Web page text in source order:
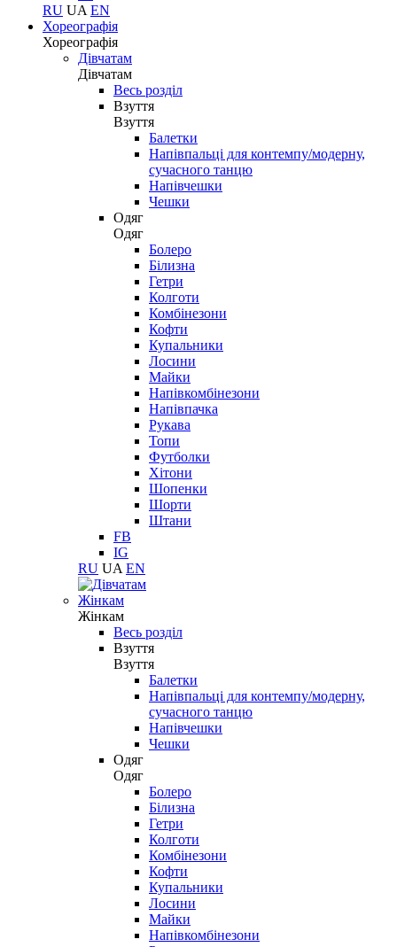
RU UA EN
Хореографія
Хореографія
Дівчатам
Дівчатам
Весь розділ
Взуття
Взуття
Балетки
Напівпальці для контемпу/модерну,
сучасного танцю
Напівчешки
Чешки
Одяг
Одяг
Болеро
Білизна
Гетри
Колготи
Комбінезони
Кофти
Купальники
Лосини
Майки
Напівкомбінезони
Напівпачка
Рукава
Топи
Футболки
Хітони
Шопенки
Шорти
Штани
FB
IG
RU UA EN
Жінкам
Жінкам
Весь розділ
Взуття
Взуття
Балетки
Напівпальці для контемпу/модерну,
сучасного танцю
Напівчешки
Чешки
Одяг
Одяг
Болеро
Білизна
Гетри
Колготи
Комбінезони
Кофти
Купальники
Лосини
Майки
Напівкомбінезони